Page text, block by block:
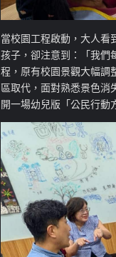
當校園工程啟動，大人看
孩子，卻注意到：「我們
程，原有校園景觀大幅調
區取代，面對熟悉景色消
開一場幼兒版「公民行動